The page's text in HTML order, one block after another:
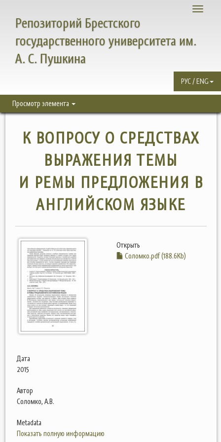
Toggle
Репозиторий Брестского
государственного университета им.
А. С. Пушкина
РУС / ENG
Просмотр элемента
К ВОПРОСУ О СРЕДСТВАХ
ВЫРАЖЕНИЯ ТЕМЫ
И РЕМЫ ПРЕДЛОЖЕНИЯ В
АНГЛИЙСКОМ ЯЗЫКЕ
Открыть
Соломко.pdf (188.6Kb)
Дата
2015
Автор
Соломко, А.В.
Metadata
Показать полную информацию